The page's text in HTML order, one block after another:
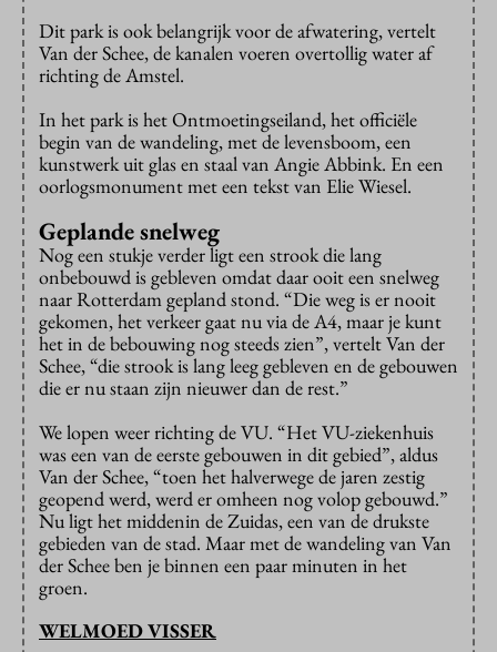
Dit park is ook belangrijk voor de afwatering, vertelt
Van der Schee, de kanalen voeren overtollig water af
richting de Amstel.
In het park is het Ontmoetingseiland, het officiële
begin van de wandeling, met de levensboom, een
kunstwerk uit glas en staal van Angie Abbink. En een
oorlogsmonument met een tekst van Elie Wiesel.
Geplande snelweg
Nog een stukje verder ligt een strook die lang
onbebouwd is gebleven omdat daar ooit een snelweg
naar Rotterdam gepland stond. “Die weg is er nooit
gekomen, het verkeer gaat nu via de A4, maar je kunt
het in de bebouwing nog steeds zien”, vertelt Van der
Schee, “die strook is lang leeg gebleven en de gebouwen
die er nu staan zijn nieuwer dan de rest.”
We lopen weer richting de VU. “Het VU-ziekenhuis
was een van de eerste gebouwen in dit gebied”, aldus
Van der Schee, “toen het halverwege de jaren zestig
geopend werd, werd er omheen nog volop gebouwd.”
Nu ligt het middenin de Zuidas, een van de drukste
gebieden van de stad. Maar met de wandeling van Van
der Schee ben je binnen een paar minuten in het
groen.
WELMOED VISSER